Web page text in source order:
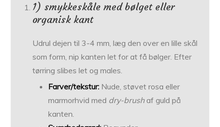
1) smykkeskåle med bølget eller
organisk kant
Udrul dejen til 3-4 mm, læg den over en lille skål
som form, nip kanten let for at få bølger. Efter
tørring slibes let og males.
Farver/tekstur: Nude, støvet rosa eller
marmorhvid med dry-brushaf guld på
kanten.